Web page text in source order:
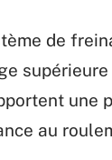
de
une
au